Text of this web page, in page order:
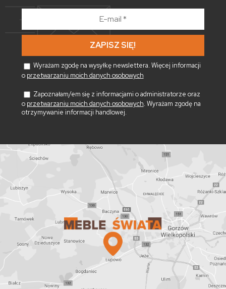
*
Wyrażam zgodę na wysyłkę newslettera. Więcej informacji
o przetwarzaniu moich danych osobowych
Zapoznałam/em się z informacjami o administratorze oraz
o przetwarzaniu moich danych osobowych. Wyrażam zgodę na
otrzymywanie informacji handlowej.